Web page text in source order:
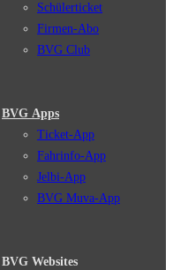
Schülerticket
Firmen-Abo
BVG Club
BVG Apps
Ticket-App
Fahrinfo-App
Jelbi-App
BVG Muva-App
BVG Websites